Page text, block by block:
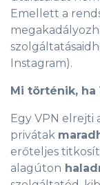
Emellett a
Instagram).
Mi történik, ha
Egy VPN elrejti
privátak
erőteljes
alagúton